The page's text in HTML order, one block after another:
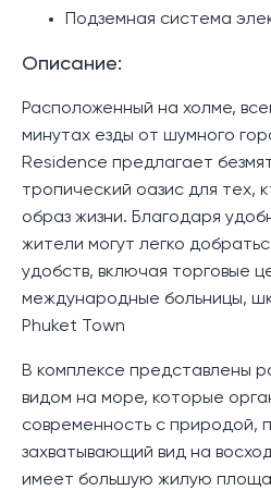
Подземная система
Описание:
Расположенный на холме,
минутах езды от шумного
Residence предлагает
тропический оазис для тех,
образ жизни. Благодаря
жители могут легко
удобств, включая торговые
международные больницы,
Phuket Town
В комплексе представлены
видом на море, которые
современность с природой,
захватывающий вид на
имеет большую жилую